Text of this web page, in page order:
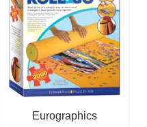
Eurographics